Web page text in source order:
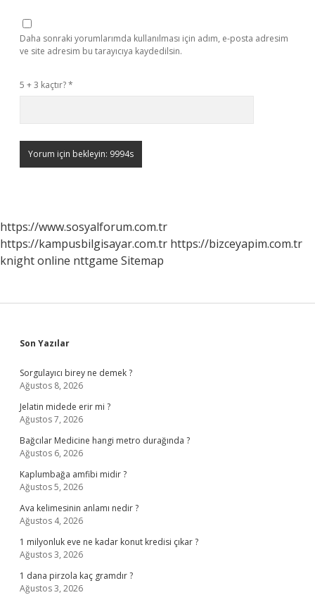
Daha sonraki yorumlarımda kullanılması için adım, e-posta adresim
ve site adresim bu tarayıcıya kaydedilsin.
5 + 3 kaçtır?*
https://www.sosyalforum.com.tr
https://kampusbilgisayar.com.tr https://bizceyapim.com.tr
knight online nttgame Sitemap
Sidebar
Son Yazılar
Sorgulayıcı birey ne demek ?
Ağustos 8, 2026
Jelatin midede erir mi ?
Ağustos 7, 2026
Bağcılar Medicine hangi metro durağında ?
Ağustos 6, 2026
Kaplumbağa amfibi midir ?
Ağustos 5, 2026
Ava kelimesinin anlamı nedir ?
Ağustos 4, 2026
1 milyonluk eve ne kadar konut kredisi çıkar ?
Ağustos 3, 2026
1 dana pirzola kaç gramdır ?
Ağustos 3, 2026